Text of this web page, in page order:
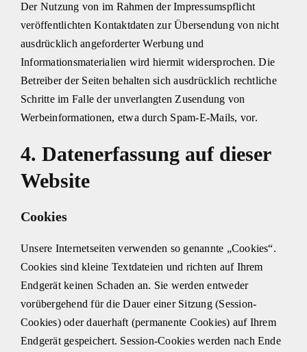
Der Nutzung von im Rahmen der Impressumspflicht
veröffentlichten Kontaktdaten zur Übersendung von nicht
ausdrücklich angeforderter Werbung und
Informationsmaterialien wird hiermit widersprochen. Die
Betreiber der Seiten behalten sich ausdrücklich rechtliche
Schritte im Falle der unverlangten Zusendung von
Werbeinformationen, etwa durch Spam-E-Mails, vor.
4. Datenerfassung auf dieser
Website
Cookies
Unsere Internetseiten verwenden so genannte „Cookies“.
Cookies sind kleine Textdateien und richten auf Ihrem
Endgerät keinen Schaden an. Sie werden entweder
vorübergehend für die Dauer einer Sitzung (Session-
Cookies) oder dauerhaft (permanente Cookies) auf Ihrem
Endgerät gespeichert. Session-Cookies werden nach Ende